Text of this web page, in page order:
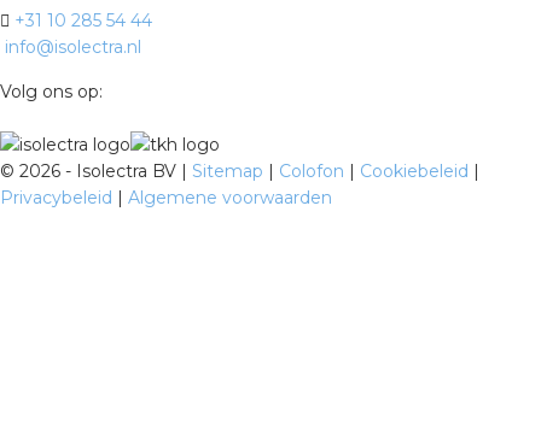
+31 10 285 54 44
info@isolectra.nl
Volg ons op:
© 2026 - Isolectra BV | Sitemap | Colofon | Cookiebeleid |
Privacybeleid | Algemene voorwaarden